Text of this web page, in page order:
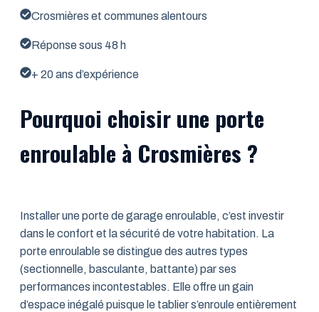
Crosmières et communes alentours
Réponse sous 48 h
+ 20 ans d’expérience
Pourquoi choisir une porte
enroulable à Crosmières ?
Installer une porte de garage enroulable, c’est investir
dans le confort et la sécurité de votre habitation. La
porte enroulable se distingue des autres types
(sectionnelle, basculante, battante) par ses
performances incontestables. Elle offre un gain
d’espace inégalé puisque le tablier s’enroule entièrement